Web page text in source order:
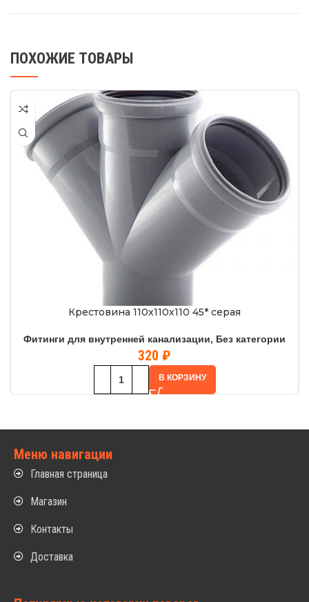
ПОХОЖИЕ ТОВАРЫ
Крестовина 110х110х110 45* серая
Фитинги для внутренней канализации, Без категории
320 ₽
В КОРЗИНУ
Меню навигации
Главная страница
Магазин
Контакты
Доставка